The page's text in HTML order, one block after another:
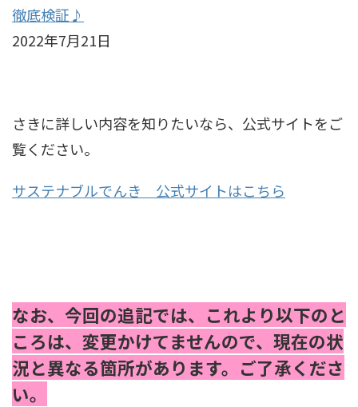
徹底検証♪
2022年7月21日
さきに詳しい内容を知りたいなら、公式サイトをご
覧ください。
サステナブルでんき 公式サイトはこちら
なお、今回の追記では、これより以下のと
ころは、変更かけてませんので、現在の状
況と異なる箇所があります。ご了承くださ
い。